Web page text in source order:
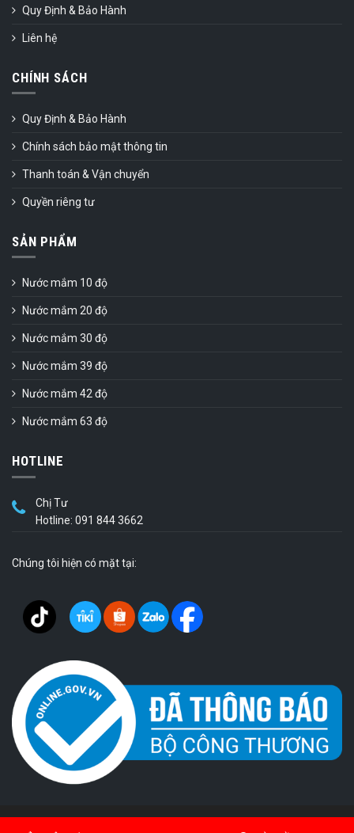
Quy Định & Bảo Hành
Liên hệ
CHÍNH SÁCH
Quy Định & Bảo Hành
Chính sách bảo mật thông tin
Thanh toán & Vận chuyển
Quyền riêng tư
SẢN PHẨM
Nước mắm 10 độ
Nước mắm 20 độ
Nước mắm 30 độ
Nước mắm 39 độ
Nước mắm 42 độ
Nước mắm 63 độ
HOTLINE
Chị Tư
Hotline: 091 844 3662
Chúng tôi hiện có mặt tại: